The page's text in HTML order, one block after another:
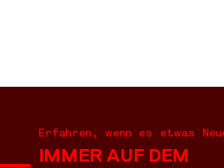
Erfahren, wenn es etwas
IMMER AUF DEM